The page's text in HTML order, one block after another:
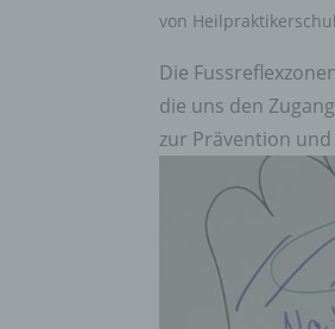
von
Die
die uns den
zur Prävention